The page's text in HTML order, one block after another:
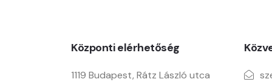
Központi elérhetőség
1119 Budapest, Rátz László utca